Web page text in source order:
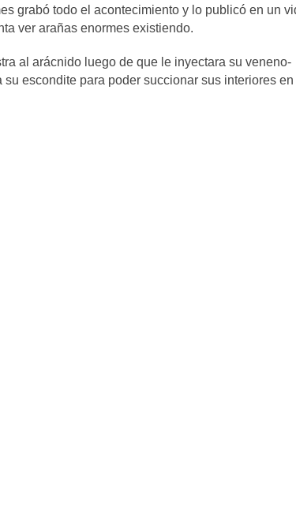
grabó todo el acontecimiento y lo publicó en un
ver arañas enormes existiendo.
al arácnido luego de que le inyectara su veneno-
escondite para poder succionar sus interiores en